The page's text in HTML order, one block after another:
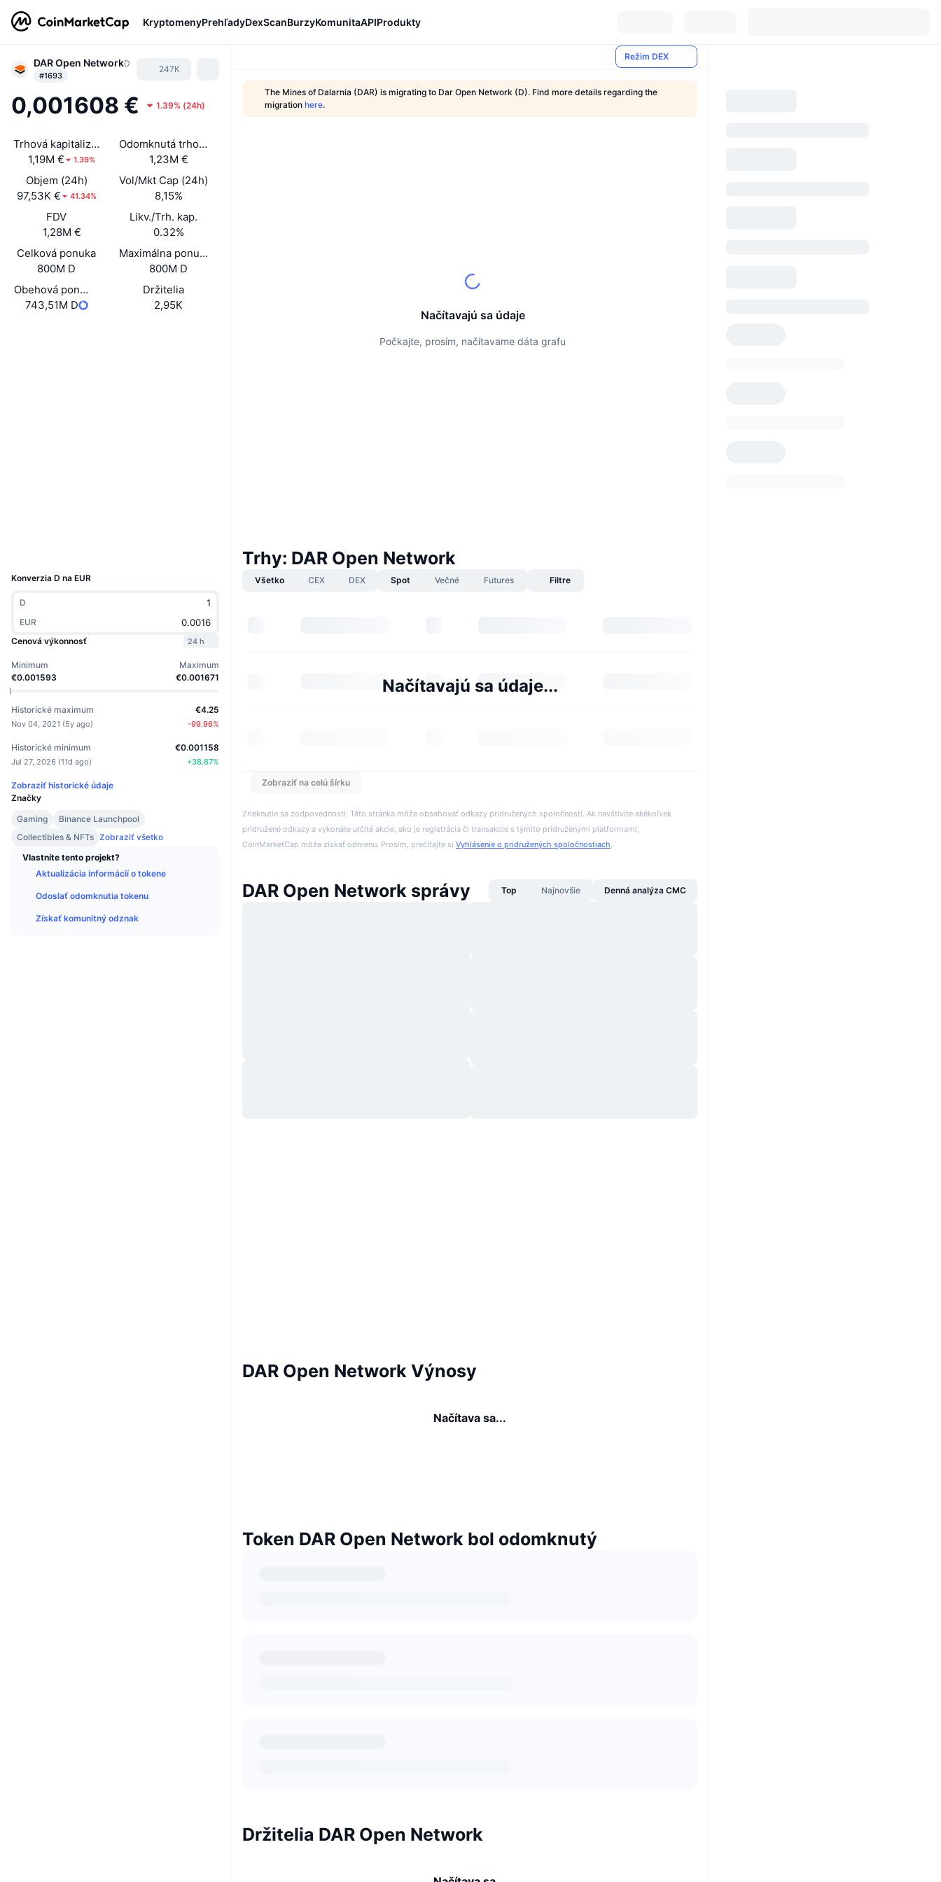
KryptomenyPrehľadyDexScanBurzyKomunitaAPIProdukty
DAR Open NetworkD
#1693
247K
0,001608 € 1.39% (24h)
Trhová kapitalizácia
1,19M €
1.39%
Odomknutá trhová kap.
1,23M €
Objem (24h)
97,53K €
41.34%
Vol/Mkt Cap (24h)
8,15%
FDV
1,28M €
Likv./Trh. kap.
0.32%
Celková ponuka
800M D
Maximálna ponuka
800M D
Obehová ponuka
743,51M D
Držitelia
2,95K
Konverzia D na EUR
D
EUR
Cenová výkonnosť
24 h
Minimum
€0.001593
Maximum
€0.001671
Historické maximum
Nov 04, 2021 (5y ago)
€4.25
-99.96%
Historické minimum
Jul 27, 2026 (11d ago)
€0.001158
+38.87%
Zobraziť historické údaje
Značky
Gaming
Binance Launchpool
Collectibles & NFTs Zobraziť všetko
Vlastníte tento projekt?
Aktualizácia informácií o tokene
Odoslať odomknutia tokenu
Získať komunitný odznak
Režim DEX
The Mines of Dalarnia (DAR) is migrating to Dar Open Network (D). Find more details regarding the
migration here.
Načítavajú sa údaje
Počkajte, prosím, načítavame dáta grafu
Trhy: DAR Open Network
Všetko CEX DEX Spot Večné Futures Filtre
Načítavajú sa údaje...
Zobraziť na celú šírku
Zrieknutie sa zodpovednosti: Táto stránka môže obsahovať odkazy pridružených spoločností. Ak navštívite akékoľvek
pridružené odkazy a vykonáte určité akcie, ako je registrácia či transakcie s týmito pridruženými platformami,
CoinMarketCap môže získať odmenu. Prosím, prečítajte si Vyhlásenie o pridružených spoločnostiach.
DAR Open Network správy Top Najnovšie Denná analýza CMC
DAR Open Network Výnosy
Načítava sa...
Token DAR Open Network bol odomknutý
Držitelia DAR Open Network